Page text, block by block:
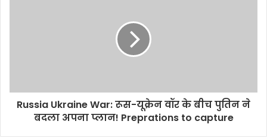
Russia Ukraine War: रूस-यूक्रेन वॉर के बीच पुतिन ने
बदला अपना प्लान! Preprations to capture